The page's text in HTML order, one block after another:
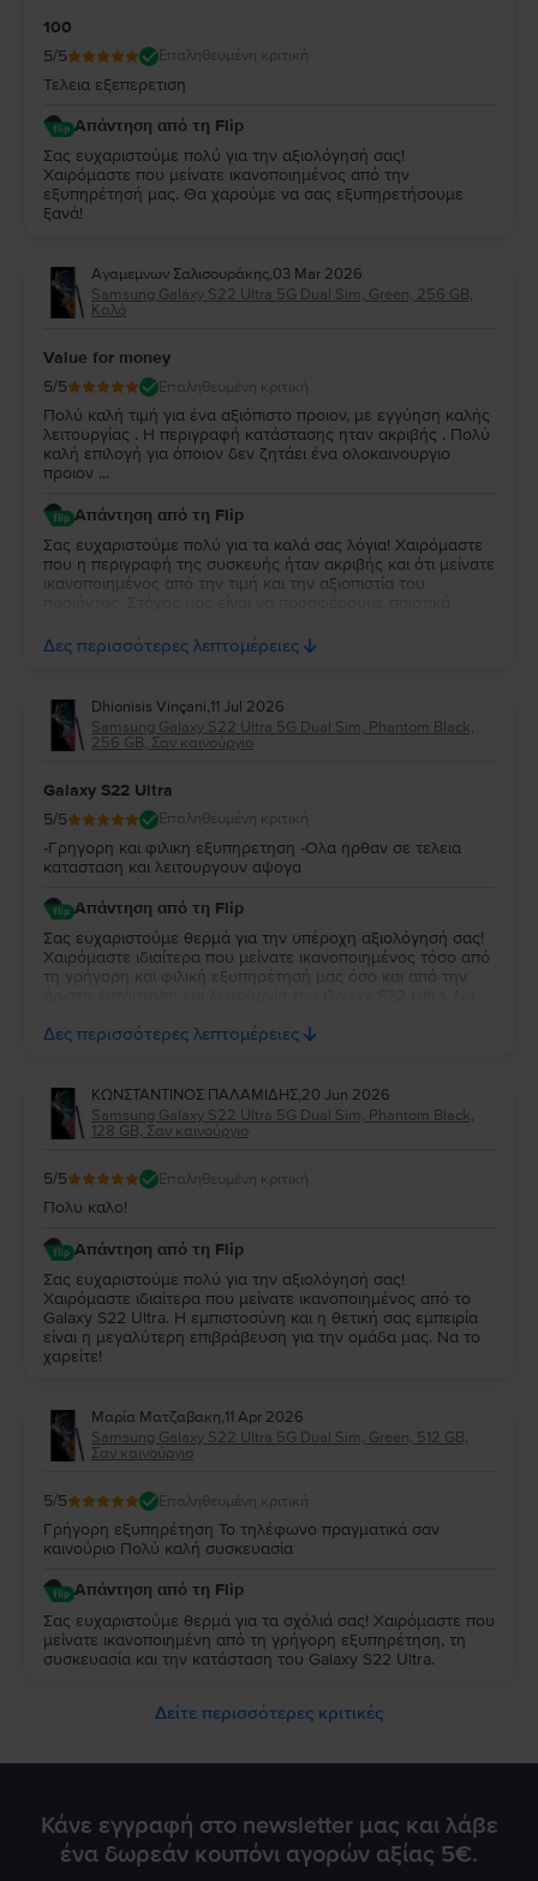
100
5/5 Επαληθευμένη κριτική
Τελεια εξεπερετιση
Απάντηση από τη Flip
Σας ευχαριστούμε πολύ για την αξιολόγησή σας!
Χαιρόμαστε που μείνατε ικανοποιημένος από την
εξυπηρέτησή μας. Θα χαρούμε να σας εξυπηρετήσουμε
ξανά!
Αγαμεμνων Σαλισουράκης,03 Mar 2026
Samsung Galaxy S22 Ultra 5G Dual Sim, Green, 256 GB,
Καλό
Value for money
5/5 Επαληθευμένη κριτική
Πολύ καλή τιμή για ένα αξιόπιστο προιον, με εγγύηση καλής
λειτουργίας . Η περιγραφή κατάστασης ηταν ακριβής . Πολύ
καλή επιλογή για όποιον δεν ζητάει ένα ολοκαινουργιο
προιον ...
Απάντηση από τη Flip
Σας ευχαριστούμε πολύ για τα καλά σας λόγια! Χαιρόμαστε
που η περιγραφή της συσκευής ήταν ακριβής και ότι μείνατε
ικανοποιημένος από την τιμή και την αξιοπιστία του
ένα ολοκαίνουργιο προϊόν. Χαιρόμαστε που η επιλογή σας
ήταν επιτυχημένη!
Δες περισσότερες λεπτομέρειες
Dhionisis Vinçani,11 Jul 2026
Samsung Galaxy S22 Ultra 5G Dual Sim, Phantom Black,
256 GB, Σαν καινούργιο
Galaxy S22 Ultra
5/5 Επαληθευμένη κριτική
-Γρηγορη και φιλικη εξυπηρετηση -Ολα ηρθαν σε τελεια
κατασταση και λειτουργουν αψογα
Απάντηση από τη Flip
Σας ευχαριστούμε θερμά για την υπέροχη αξιολόγησή σας!
Χαιρόμαστε ιδιαίτερα που μείνατε ικανοποιημένος τόσο από
τη γρήγορη και φιλική εξυπηρέτησή μας όσο και από την
οτιδήποτε χρειαστείτε στο μέλλον!
Δες περισσότερες λεπτομέρειες
ΚΩΝΣΤΑΝΤΙΝΟΣ ΠΑΛΑΜΙΔΗΣ,20 Jun 2026
Samsung Galaxy S22 Ultra 5G Dual Sim, Phantom Black,
128 GB, Σαν καινούργιο
5/5 Επαληθευμένη κριτική
Πολυ καλο!
Απάντηση από τη Flip
Σας ευχαριστούμε πολύ για την αξιολόγησή σας!
Χαιρόμαστε ιδιαίτερα που μείνατε ικανοποιημένος από το
Galaxy S22 Ultra. Η εμπιστοσύνη και η θετική σας εμπειρία
είναι η μεγαλύτερη επιβράβευση για την ομάδα μας. Να το
χαρείτε!
Μαρία Ματζαβακη,11 Apr 2026
Samsung Galaxy S22 Ultra 5G Dual Sim, Green, 512 GB,
Σαν καινούργιο
5/5 Επαληθευμένη κριτική
Γρήγορη εξυπηρέτηση Το τηλέφωνο πραγματικά σαν
καινούριο Πολύ καλή συσκευασία
Απάντηση από τη Flip
Σας ευχαριστούμε θερμά για τα σχόλιά σας! Χαιρόμαστε που
μείνατε ικανοποιημένη από τη γρήγορη εξυπηρέτηση, τη
συσκευασία και την κατάσταση του Galaxy S22 Ultra.
Δείτε περισσότερες κριτικές
Κάνε εγγραφή στο newsletter μας και λάβε
ένα δωρεάν κουπόνι αγορών αξίας 5€.